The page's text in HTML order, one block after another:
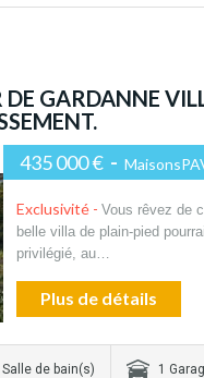
GARDANNE
435 000 € -
Exclusivité - Vous rêvez de
belle villa de plain-pied
privilégié, au…
Plus de détails
Salle de bain(s) 1